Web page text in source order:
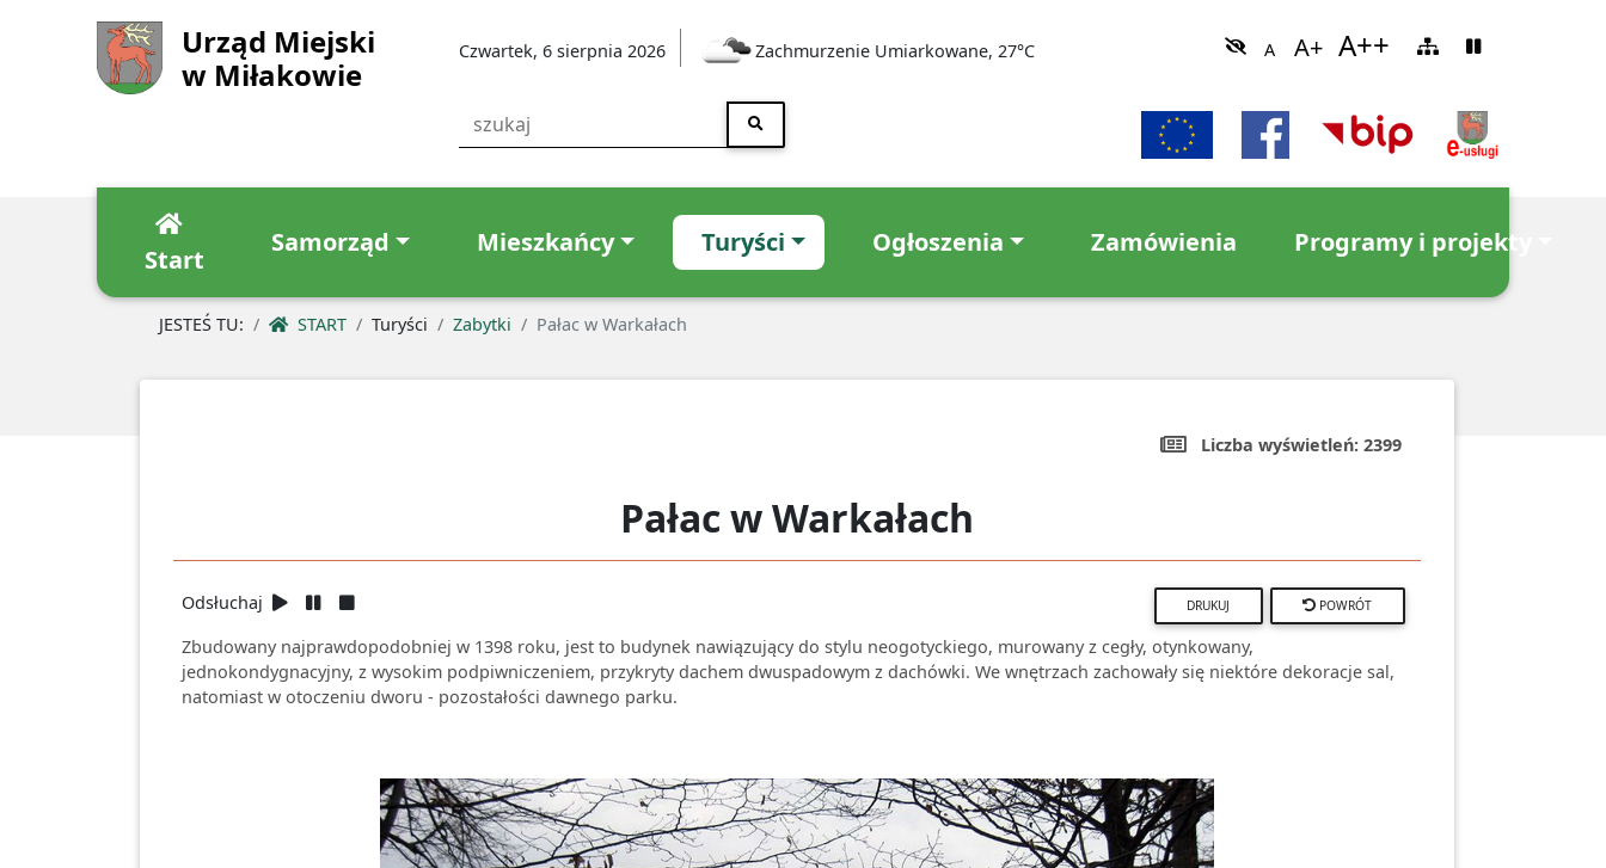
Urząd Miejski
w Miłakowie
Czwartek, 6 sierpnia 2026 Zachmurzenie Umiarkowane, 27°C
Start
Samorząd Mieszkańcy Turyści Ogłoszenia Zamówienia Programy i projekty
JESTEŚ TU: START Turyści Zabytki Pałac w Warkałach
Liczba wyświetleń: 2399
Pałac w Warkałach
Odsłuchaj POWRÓT
Zbudowany najprawdopodobniej w 1398 roku, jest to budynek nawiązujący do stylu neogotyckiego, murowany z cegły, otynkowany,
jednokondygnacyjny, z wysokim podpiwniczeniem, przykryty dachem dwuspadowym z dachówki. We wnętrzach zachowały się niektóre dekoracje sal,
natomiast w otoczeniu dworu - pozostałości dawnego parku.